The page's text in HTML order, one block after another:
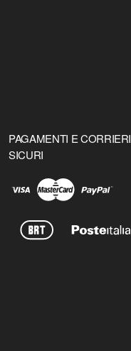
PAGAMENTI E CORRIERI
SICURI